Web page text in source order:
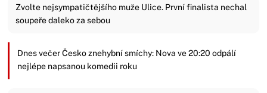
Zvolte nejsympatičtějšího muže Ulice. První finalista nechal
soupeře daleko za sebou
Dnes večer Česko znehybní smíchy: Nova ve 20:20 odpálí
nejlépe napsanou komedii roku